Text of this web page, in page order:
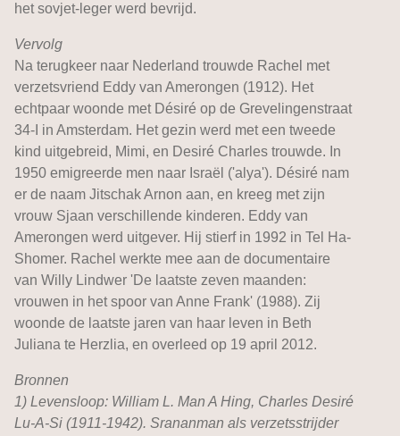
het sovjet-leger werd bevrijd.
Vervolg
Na terugkeer naar Nederland trouwde Rachel met
verzetsvriend Eddy van Amerongen (1912). Het
echtpaar woonde met Désiré op de Grevelingenstraat
34-I in Amsterdam. Het gezin werd met een tweede
kind uitgebreid, Mimi, en Desiré Charles trouwde. In
1950 emigreerde men naar Israël ('alya'). Désiré nam
er de naam Jitschak Arnon aan, en kreeg met zijn
vrouw Sjaan verschillende kinderen. Eddy van
Amerongen werd uitgever. Hij stierf in 1992 in Tel Ha-
Shomer. Rachel werkte mee aan de documentaire
van Willy Lindwer 'De laatste zeven maanden:
vrouwen in het spoor van Anne Frank' (1988). Zij
woonde de laatste jaren van haar leven in Beth
Juliana te Herzlia, en overleed op 19 april 2012.
Bronnen
1) Levensloop: William L. Man A Hing, Charles Desiré
Lu-A-Si (1911-1942). Srananman als verzetsstrijder